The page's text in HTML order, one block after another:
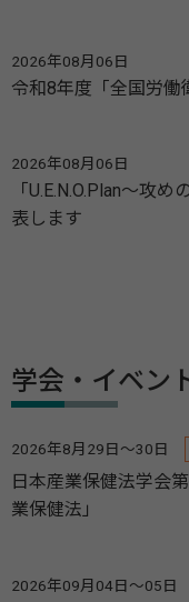
2026年08月06日
令和8年度「全国労
2026年08月06日
「U.E.N.O.Plan～攻
表します
学会・イベン
2026年8月29日～30日
日本産業保健法学会
業保健法」
2026年09月04日～05日